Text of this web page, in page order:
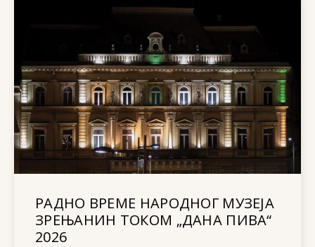
РАДНО ВРЕМЕ НАРОДНОГ МУЗЕЈА
ЗРЕЊАНИН ТОКОМ „ДАНА ПИВА“
2026